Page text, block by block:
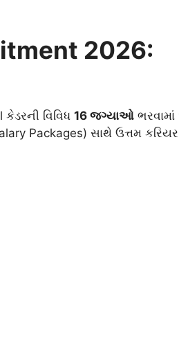
2026:
વિવિધ 16 જગ્યાઓ
Packages) સાથે ઉત્તમ